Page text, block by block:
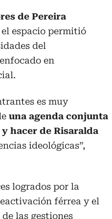
de Pereira
espacio permitió
del
en
es muy
una agenda conjunta
hacer de Risaralda
ideológicas”,
logrados por la
férrea y el
las gestiones